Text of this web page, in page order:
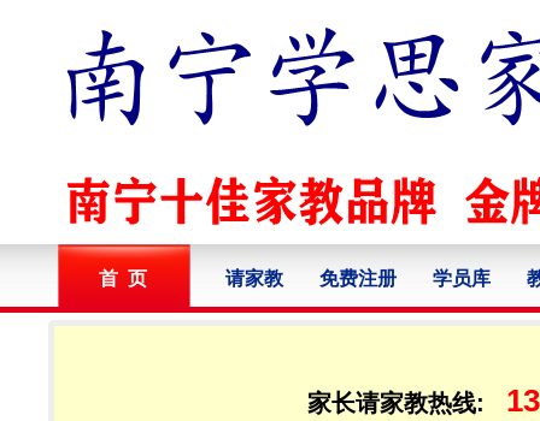
首 页 请家教 免费注册 学员库
家长请家教热线: